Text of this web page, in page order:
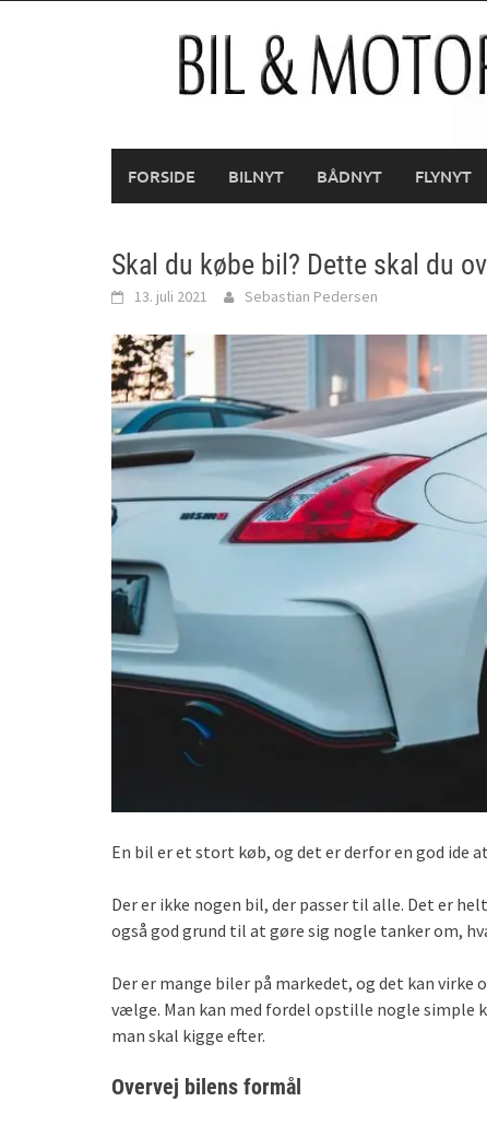
FORSIDE BILNYT BÅDNYT FLYNYT
Skal du købe bil? Dette skal du
13. juli 2021 Sebastian Pedersen
En bil er et stort køb, og det er derfor en god ide
Der er ikke nogen bil, der passer til alle. Det er
også god grund til at gøre sig nogle tanker om,
Der er mange biler på markedet, og det kan
vælge. Man kan med fordel opstille nogle simple
man skal kigge efter.
Overvej bilens formål